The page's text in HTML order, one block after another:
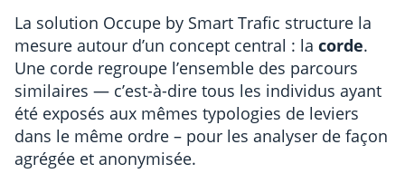
La solution Occupe by Smart Trafic structure la
mesure autour d’un concept central : la corde.
Une corde regroupe l’ensemble des parcours
similaires — c’est-à-dire tous les individus ayant
été exposés aux mêmes typologies de leviers
dans le même ordre – pour les analyser de façon
agrégée et anonymisée.